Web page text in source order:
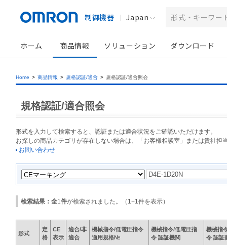
制御機器 Japan
ホーム 商品情報 ソリューション ダウンロード
Home > 商品情報 > 規格認証/適合 > 規格認証/適合照会
規格認証/適合照会
形式を入力して検索すると、認証または適合状況をご確認いただけます。
お探しの商品カテゴリが存在しない場合は、「お客様相談室」または貴社担
お問い合わせ
検索結果：全1 件が検索されました。（ 1 −1 件を表示）
形式
定
格
CE
表示
適合/非
適合
機械指令/低電圧指令
適用規格№
機械指令/低電圧指
令 認証機関
機械指
令 認